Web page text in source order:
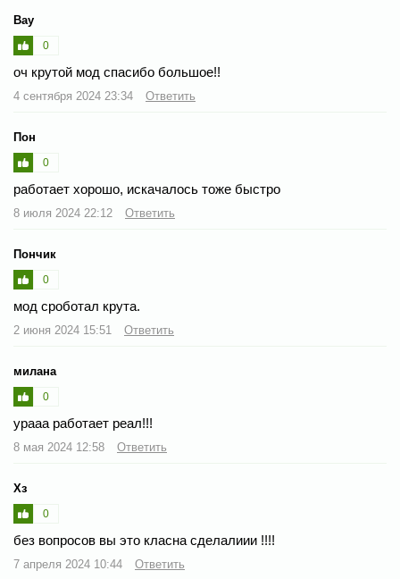
Вау
0
оч крутой мод спасибо большое!!
4 сентября 2024 23:34 Ответить
Пон
0
работает хорошо, искачалось тоже быстро
8 июля 2024 22:12 Ответить
Пончик
0
мод сроботал крута.
2 июня 2024 15:51 Ответить
милана
0
урааа работает реал!!!
8 мая 2024 12:58 Ответить
Хз
0
без вопросов вы это класна сделалиии !!!!
7 апреля 2024 10:44 Ответить